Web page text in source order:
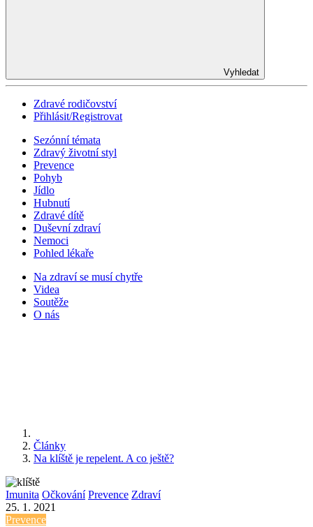
Vyhledat
Zdravé rodičovství
Přihlásit/Registrovat
Sezónní témata
Zdravý životní styl
Prevence
Pohyb
Jídlo
Hubnutí
Zdravé dítě
Duševní zdraví
Nemoci
Pohled lékaře
Na zdraví se musí chytře
Videa
Soutěže
O nás
Články
Na klíště je repelent. A co ještě?
Imunita Očkování Prevence Zdraví
25. 1. 2021
Prevence